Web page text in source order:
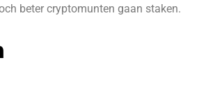
beter cryptomunten gaan staken.